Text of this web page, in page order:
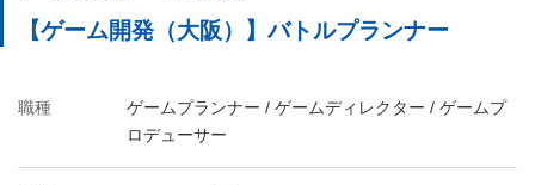
【ゲーム開発（大阪）】バトルプランナー
職種
ゲームプランナー / ゲームディレクター / ゲームプ
ロデューサー